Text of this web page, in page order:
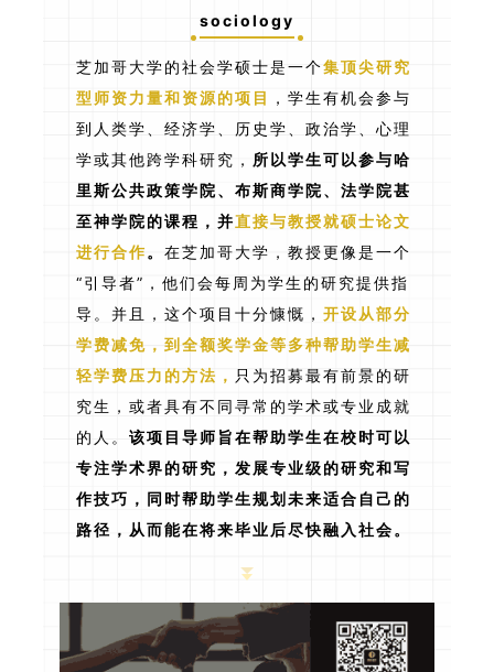
sociology
芝加哥大学的社会学硕士是一个集顶尖研究
型师资力量和资源的项目 ，学生有机会参与
到人类学、经济学、历史学、政治学、心理
学或其他跨学科研究， 所以学生可以参与哈
里斯公共政策学院、布斯商学院、法学院甚
至神学院的课程，并直接与教授就硕士论文
进行合作。 在芝加哥大学，教授更像是一个
“引导者”，他们会每周为学生的研究提供指
导。并且，这个项目十分慷慨， 开设从部分
学费减免，到全额奖学金等多种帮助学生减
轻学费压力的方法， 只为招募最有前景的研
究生，或者具有不同寻常的学术或专业成就
的人。 该项目导师旨在帮助学生在校时可以
专注学术界的研究，发展专业级的研究和写
作技巧，同时帮助学生规划未来适合自己的
路径，从而能在将来毕业后尽快融入社会。